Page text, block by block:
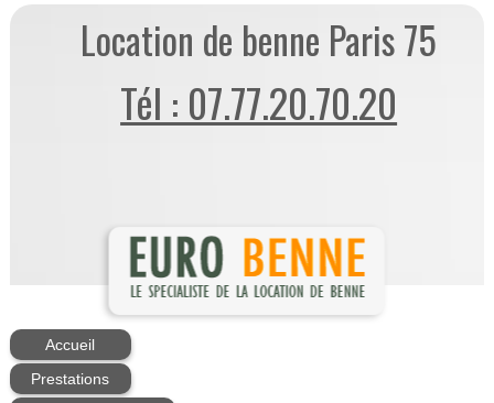
Location de benne Paris 75
Tél : 07.77.20.70.20
Accueil
Prestations